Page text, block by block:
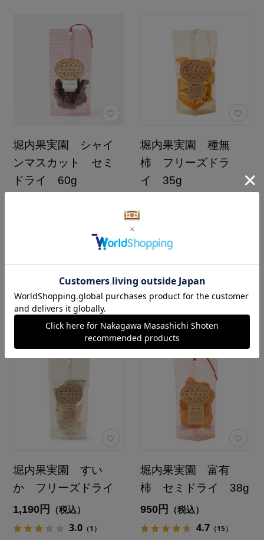
堀内果実園 シャイ
ンマスカット セミ
ドライ 60g
あとで買う
堀内果実園 種無
柿 フリーズドラ
イ 35g
あとで買う
堀内果実園 すい
か フリーズドライ
1,190円 （税込）
3.0 （1）
堀内果実園 富有
柿 セミドライ 38g
950円 （税込）
4.7 （15）